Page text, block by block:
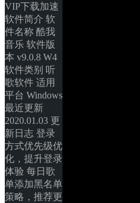
VIP下载加速
软件简介 软
件名称 酷我
音乐 软件版
本 v9.0.8 W4
软件类别 听
歌软件 适用
平台 Windows
最近更新
2020.01.03 更
新日志 登录
方式优先级优
化，提升登录
体验 每日歌
单添加黑名单
策略，推荐更